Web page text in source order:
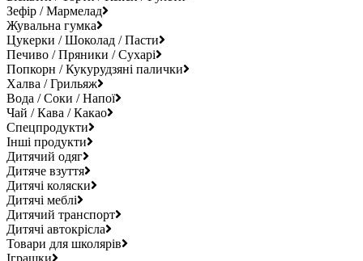
Зефір / Мармелад
Жувальна гумка
Цукерки / Шоколад / Пасти
Печиво / Пряники / Сухарі
Попкорн / Кукурудзяні палички
Халва / Грильяж
Вода / Соки / Напої
Чай / Кава / Какао
Спецпродукти
Інші продукти
Дитячий одяг
Дитяче взуття
Дитячі коляски
Дитячі меблі
Дитячий транспорт
Дитячі автокрісла
Товари для школярів
Іграшки